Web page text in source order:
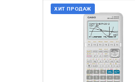
ХИТ ПРОДАЖ
ДОБАВИТЬ В КОРЗИНУ
КУПИТЬ В 1 КЛИК